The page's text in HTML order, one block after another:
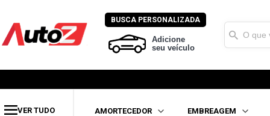
BUSCA PERSONALIZADA
Adicione
seu veículo
VER TUDO AMORTECEDOR EMBREAGEM